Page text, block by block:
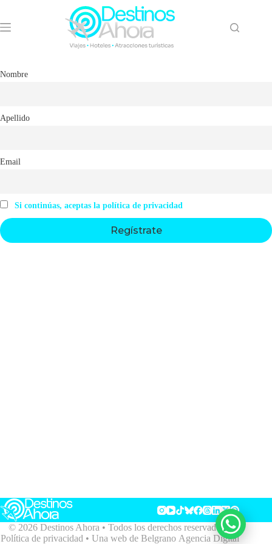
contenido
Nombre
Apellido
Email
Si continúas, aceptas la política de privacidad
© 2026 Destinos Ahora • Todos los derechos reservados •
Política de privacidad • Una web de Belgrano Agencia Digital